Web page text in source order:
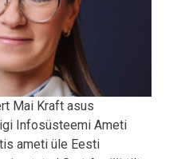
Mai Kraft asus
Infosüsteemi Ameti
ameti üle Eesti